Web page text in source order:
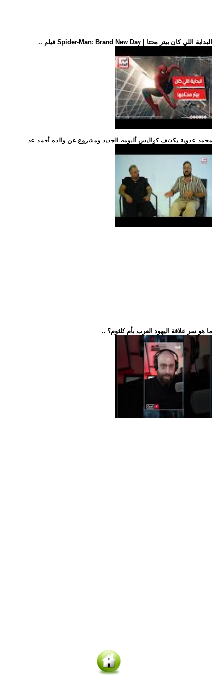
.. فيلم Spider-Man: Brand New Day | البداية اللي كان بيتر محتا
.. محمد عدوية يكشف كواليس ألبومه الجديد ومشروع عن والده أحمد عد
.. ما هو سر علاقة اليهود العرب بأم كلثوم؟